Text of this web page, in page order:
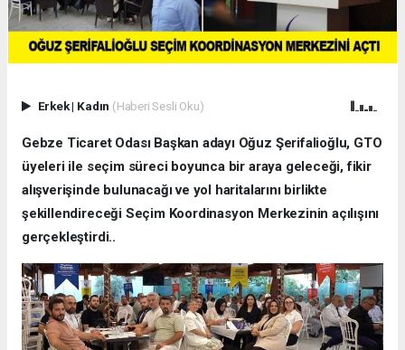
Erkek| Kadın (Haberi Sesli Oku)
Gebze Ticaret Odası Başkan adayı Oğuz Şerifalioğlu, GTO
üyeleri ile seçim süreci boyunca bir araya geleceği, fikir
alışverişinde bulunacağı ve yol haritalarını birlikte
şekillendireceği Seçim Koordinasyon Merkezinin açılışını
gerçekleştirdi..